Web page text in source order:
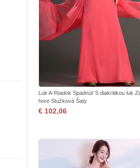
Luk A-Riadok Spadnúť S diakritikou luk
hore Stužková Šaty
€ 102,06